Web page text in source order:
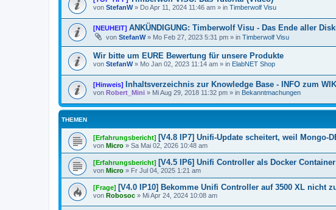
von StefanW» Do Apr 11, 2024 11:46 am » in Timberwolf Visu
[NEUHEIT] ANKÜNDIGUNG: Timberwolf Visu - Das Ende aller
von StefanW» Mo Feb 27, 2023 5:31 pm » in Timberwolf Visu
Wir bitte um EURE Bewertung für unsere Produkte
von StefanW» Mo Jan 02, 2023 11:14 am » in ElabNET Shop
[Hinweis] Inhaltsverzeichnis zur Knowledge Base - INFO zum WIKI
von Robert_Mini » Mi Aug 29, 2018 11:32 pm » in Bekanntmachungen
THEMEN
[Erfahrungsbericht] [V4.8 IP7] Unifi-Update scheitert, weil Mongo-
von Micro » Sa Mai 02, 2026 10:48 am
[Erfahrungsbericht] [V4.5 IP6] Unifi Controller als Docker
von Micro » Fr Jul 04, 2025 1:21 am
[Frage] [V4.0 IP10] Bekomme Unifi Controller auf 3500 XL nicht
von Robosoc » Mi Apr 24, 2024 10:08 am